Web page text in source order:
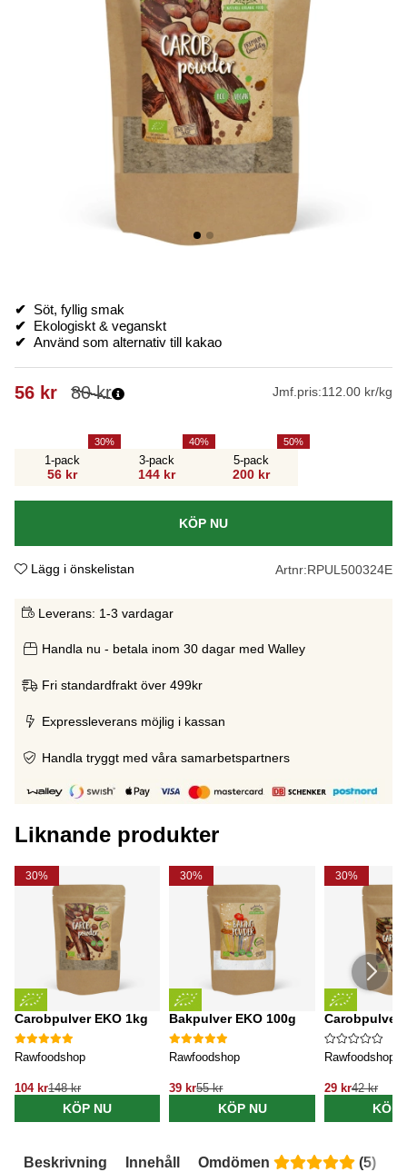
✔ Söt, fyllig smak
✔
Ekologiskt & veganskt
✔ Använd som alternativ till kakao
80kr
56 kr Jmf.pris:112.00 kr/kg
1-pack
56 kr
30
3-pack
144 kr
40
5-pack
200 kr
50
KÖP NU
Lägg i önskelistan Artnr:RPUL500324E
Leverans: 1-3 vardagar
Handla nu - betala inom 30 dagar med Walley
Fri standardfrakt över 499kr
Expressleverans möjlig i kassan
Handla tryggt med våra samarbetspartners
Liknande produkter
30%
Carobpulver EKO 1kg
Rawfoodshop
104 kr148 kr
KÖP NU
30%
Bakpulver EKO 100g
Rawfoodshop
39 kr55 kr
KÖP NU
30%
Carobpulver
Rawfoodshop
29 kr42 kr
KÖP
Beskrivning Innehåll Omdömen (5)